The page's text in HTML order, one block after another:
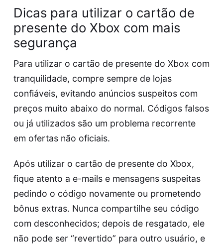
Dicas para utilizar o cartão de
presente do Xbox com mais
segurança
Para utilizar o cartão de presente do Xbox com
tranquilidade, compre sempre de lojas
confiáveis, evitando anúncios suspeitos com
preços muito abaixo do normal. Códigos falsos
ou já utilizados são um problema recorrente
em ofertas não oficiais.
Após utilizar o cartão de presente do Xbox,
fique atento a e-mails e mensagens suspeitas
pedindo o código novamente ou prometendo
bônus extras. Nunca compartilhe seu código
com desconhecidos; depois de resgatado, ele
não pode ser “revertido” para outro usuário, e